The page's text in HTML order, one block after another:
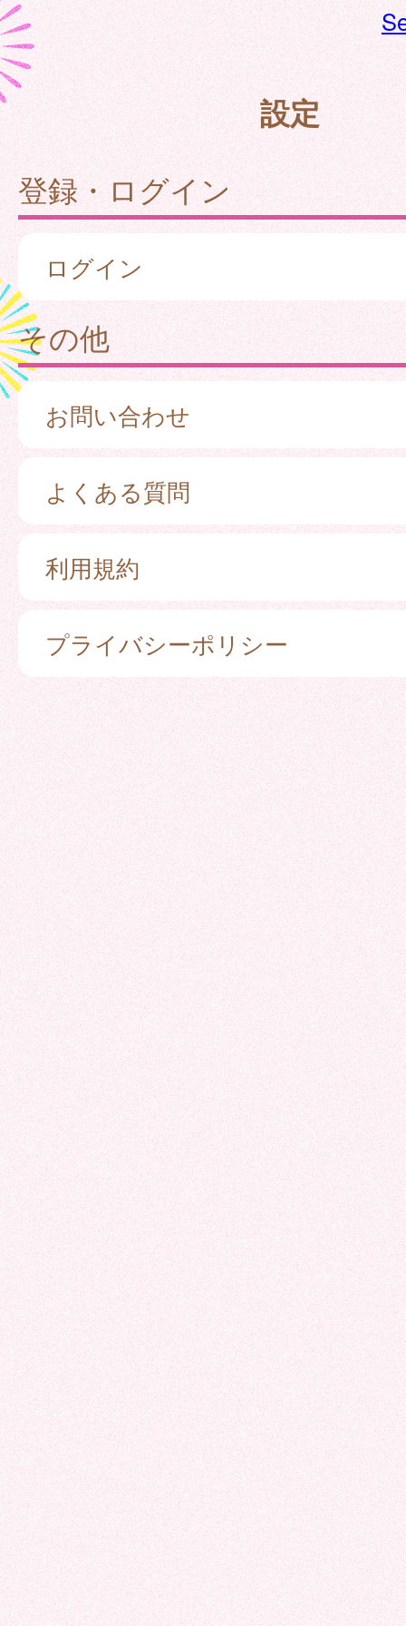
設定
登録・ログイン
ログイン
その他
お問い合わせ
よくある質問
利用規約
プライバシーポリシー